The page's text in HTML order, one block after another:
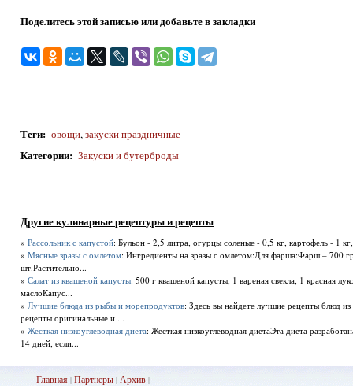
Поделитесь этой записью или добавьте в закладки
Теги: овощи,закуски праздничные
Категории: Закуски и бутерброды
Другие кулинарные рецептуры и рецепты
»Рассольник с капустой: Бульон - 2,5 литра, огурцы соленые - 0,5 кг, картофель - 1
»Мясные зразы с омлетом: Ингредиенты на зразы с омлетом:Для фарша:Фарш – 700
шт.Растительно...
»Салат из квашеной капусты: 500 г квашеной капусты, 1 вареная свекла, 1 красная
маслоКапус...
»Лучшие блюда из рыбы и морепродуктов: Здесь вы найдете лучшие рецепты блюд
рецепты оригинальные и ...
»Жесткая низкоуглеводная диета: Жесткая низкоуглеводная диетаЭта диета
14 дней, если...
Главная |Партнеры |Архив |